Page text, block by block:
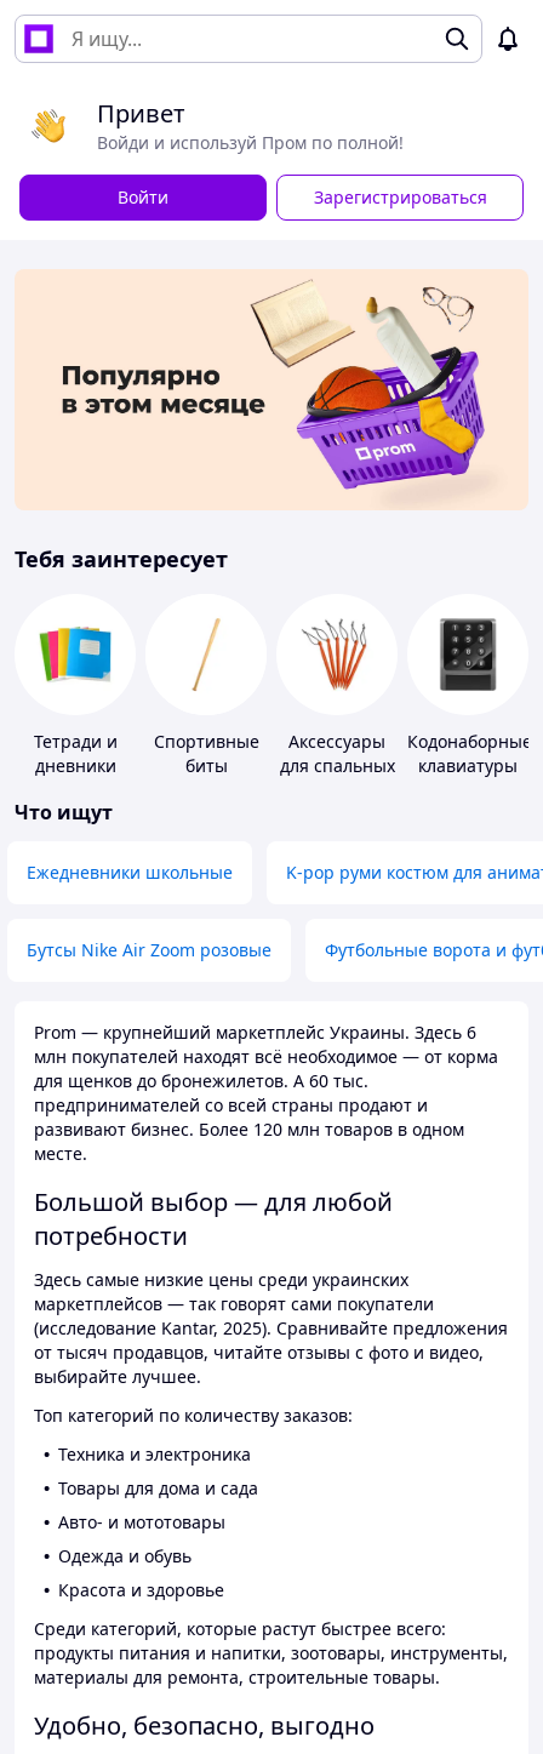
Привет
Войди и используй Пром по полной!
Войти Зарегистрироваться
Тебя заинтересует
Тетради и
дневники
Спортивные
биты
Аксессуары
для спальных
Кодонаборные
клавиатуры
Что ищут
Ежедневники школьные K-pop руми костюм для
Бутсы Nike Air Zoom розовые Футбольные ворота и
Prom — крупнейший маркетплейс Украины. Здесь 6
млн покупателей находят всё необходимое — от корма
для щенков до бронежилетов. А 60 тыс.
предпринимателей со всей страны продают и
развивают бизнес. Более 120 млн товаров в одном
месте.
Большой выбор — для любой
потребности
Здесь самые низкие цены среди украинских
маркетплейсов — так говорят сами покупатели
(исследование Kantar, 2025). Сравнивайте предложения
от тысяч продавцов, читайте отзывы с фото и видео,
выбирайте лучшее.
Топ категорий по количеству заказов:
Техника и электроника
Товары для дома и сада
Авто- и мототовары
Одежда и обувь
Красота и здоровье
Среди категорий, которые растут быстрее всего:
продукты питания и напитки, зоотовары, инструменты,
материалы для ремонта, строительные товары.
Удобно, безопасно, выгодно